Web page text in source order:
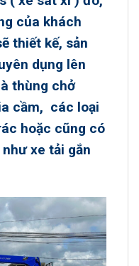
của khách
thiết kế, sản
dụng lên
thùng chở
cầm, các loại
hoặc cũng có
xe tải gắn